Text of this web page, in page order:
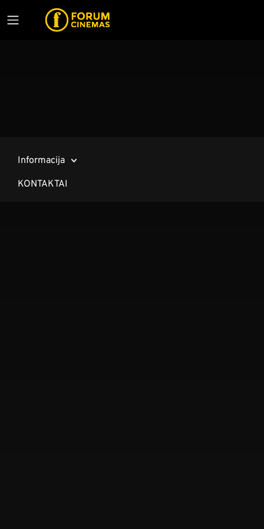
Informacija
KONTAKTAI